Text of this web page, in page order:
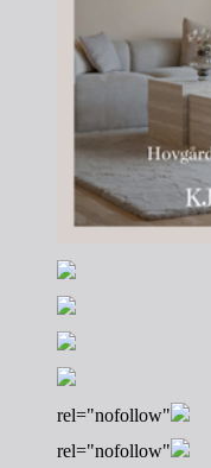
rel="nofollow"
rel="nofollow"